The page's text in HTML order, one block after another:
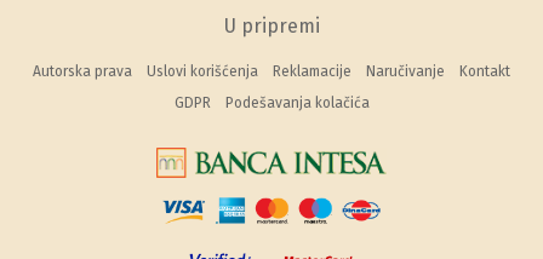
U pripremi
Autorska prava Uslovi korišćenja Reklamacije Naručivanje
Kontakt
GDPR
Podešavanja kolačića